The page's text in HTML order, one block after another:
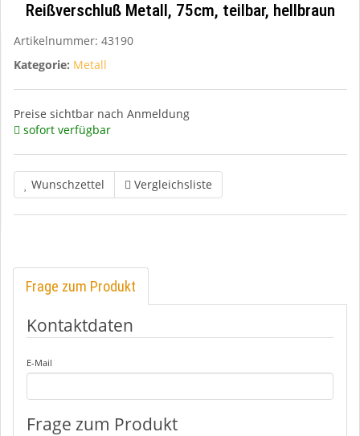
Reißverschluß Metall, 75cm, teilbar, hellbraun
Artikelnummer: 43190
Kategorie: Metall
Preise sichtbar nach Anmeldung
sofort verfügbar
Wunschzettel Vergleichsliste
Frage zum Produkt
Kontaktdaten
E-Mail
Frage zum Produkt